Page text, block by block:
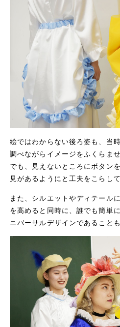
絵ではわからない後ろ姿も、当
調べながらイメージをふくらま
でも、見えないところにボタン
見があるようにと工夫をこらして
また、シルエットやディテール
を高めると同時に、誰でも簡単
ニバーサルデザインであること